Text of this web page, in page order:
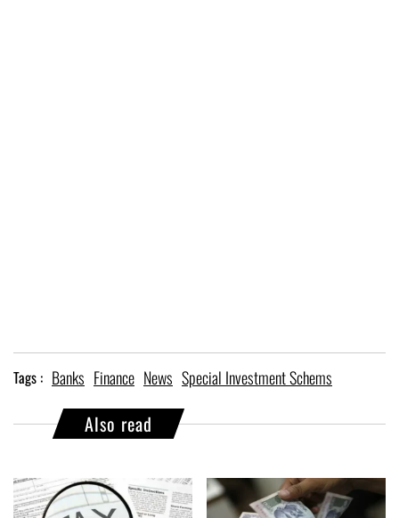
Tags : Banks Finance News Special Investment Schems
Also read